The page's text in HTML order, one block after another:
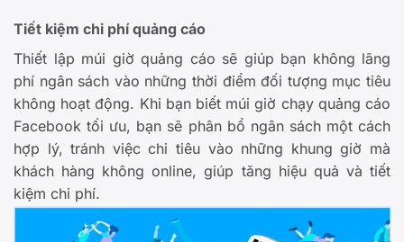
Tiết kiệm chi phí quảng cáo
Thiết lập múi giờ quảng cáo sẽ giúp bạn không lãng
phí ngân sách vào những thời điểm đối tượng mục tiêu
không hoạt động. Khi bạn biết múi giờ chạy quảng cáo
Facebook tối ưu, bạn sẽ phân bổ ngân sách một cách
hợp lý, tránh việc chi tiêu vào những khung giờ mà
khách hàng không online, giúp tăng hiệu quả và tiết
kiệm chi phí.